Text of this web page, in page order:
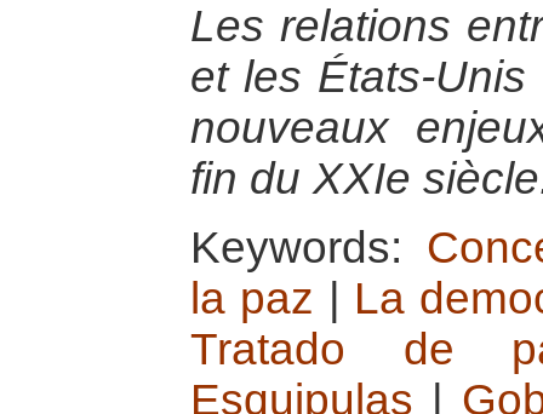
Les relations
et les États-
nouveaux
fin du XXIe
Keywords:
la paz
La
Tratado de
Esquipulas